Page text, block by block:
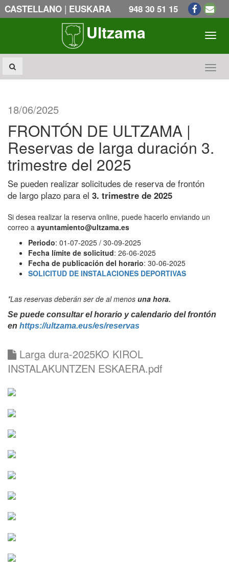
CASTELLANO | EUSKARA 948 30 51 15
Ultzama
18/06/2025
FRONTÓN DE ULTZAMA |
Reservas de larga duración 3.
trimestre del 2025
Se pueden realizar solicitudes de reserva de frontón
de largo plazo para el 3. trimestre de 2025
Si desea realizar la reserva online, puede hacerlo enviando un
correo a ayuntamiento@ultzama.es
Periodo: 01-07-2025 / 30-09-2025
Fecha límite de solicitud: 26-06-2025
Fecha de publicación del horario: 30-06-2025
SOLICITUD DE INSTALACIONES DEPORTIVAS
*Las reservas deberán ser de al menos una hora.
Se puede consultar el horario y calendario del frontón
en https://ultzama.eus/es/reservas
Larga dura-2025KO KIROL
INSTALAKUNTZEN ESKAERA.pdf